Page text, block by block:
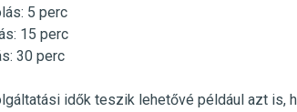
: 5 perc
: 15 perc
: 30 perc
idők teszik lehetővé például azt is,